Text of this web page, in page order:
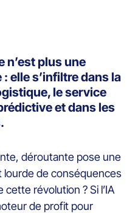
n’est plus une
elle s’infiltre dans la
le service
et dans les
déroutante pose une
de conséquences
révolution ? Si l’IA
de profit pour